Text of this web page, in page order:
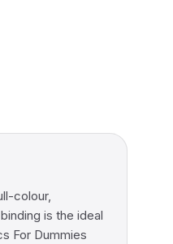
colour,
is the ideal
For Dummies